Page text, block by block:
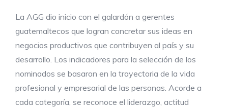
La AGG dio inicio con el galardón a gerentes
guatemaltecos que logran concretar sus ideas en
negocios productivos que contribuyen al país y su
desarrollo. Los indicadores para la selección de los
nominados se basaron en la trayectoria de la vida
profesional y empresarial de las personas. Acorde a
cada categoría, se reconoce el liderazgo, actitud